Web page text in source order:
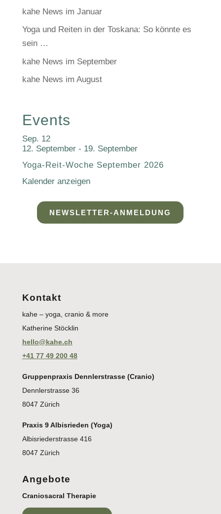
kahe News im Januar
Yoga und Reiten in der Toskana: So könnte es
sein …
kahe News im September
kahe News im August
Events
Sep. 12
12. September- 19. September
Yoga-Reit-Woche September 2026
Kalender anzeigen
NEWSLETTER-ANMELDUNG
Kontakt
kahe – yoga, cranio & more
Katherine Stöcklin
hello@kahe.ch
+41 77 49 200 48
Gruppenpraxis Dennlerstrasse (Cranio)
Dennlerstrasse 36
8047 Zürich
Praxis 9 Albisrieden (Yoga)
Albisriederstrasse 416
8047 Zürich
Angebote
Craniosacral Therapie